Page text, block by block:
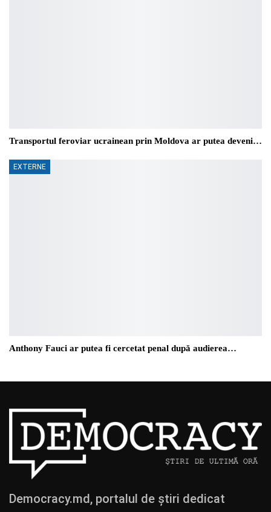
Transportul feroviar ucrainean prin Moldova ar putea deveni…
EXTERNE
Anthony Fauci ar putea fi cercetat penal după audierea…
Democracy.md, portalul de știri dedicat